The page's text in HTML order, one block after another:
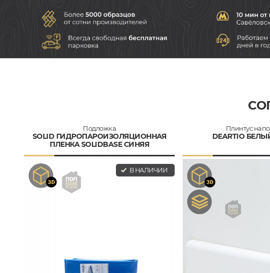
Подложка
SOLID ГИДРОПАРОИЗОЛЯЦИОННАЯ
ПЛЕНКА SOLIDBASE СИНЯЯ
В НАЛИЧИИ
Плинтус
DEARTIO